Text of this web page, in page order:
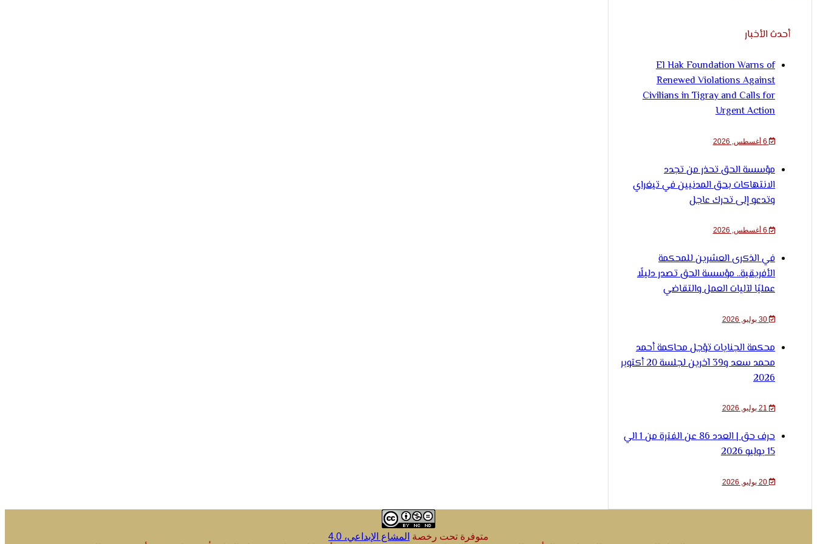
أحدث الأخبار
El Hak Foundation Warns of
Renewed Violations Against
Civilians in Tigray and Calls for
Urgent Action
مؤسسة الحق تحذر من تجدد
الانتهاكات بحق المدنيين في تيغراي
وتدعو إلى تحرك عاجل
في الذكرى العشرين للمحكمة
الأفريقية.. مؤسسة الحق تصدر دليلًا
عمليًا لآليات العمل والتقاضي
30 يوليو, 2026
محكمة الجنايات تؤجل محاكمة أحمد
محمد سعد و39 آخرين لجلسة 20 أكتوبر
2026
حرف حق | العدد 86 عن الفترة من 1 الي
15 يوليو 2026
20 يوليو, 2026
متوفرة تحت رخصة المشاع الإبداعي، 4.0